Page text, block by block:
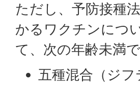
ただし、予防接種
かるワクチンにつ
て、次の年齢未満
五種混合（ジ